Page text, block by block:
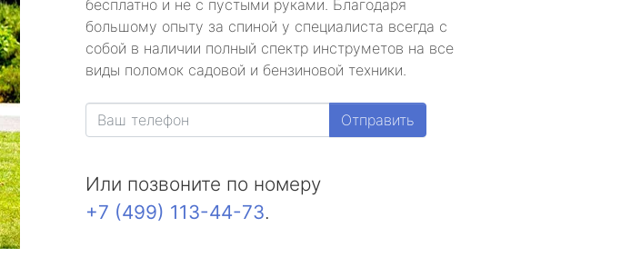
бесплатно и не с пустыми руками. Благодаря
большому опыту за спиной у специалиста всегда с
собой в наличии полный спектр инструметов на все
виды поломок садовой и бензиновой техники.
Отправить
Или позвоните по номеру
+7 (499) 113-44-73.